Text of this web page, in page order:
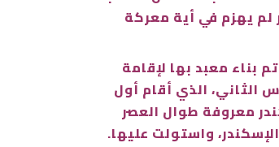
لم يهزم في أية معركة
معبد بها لإقامة
الثاني، الذي أقام أول
معروفة طوال العصر
واستولت عليها.